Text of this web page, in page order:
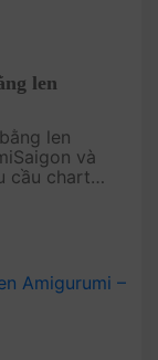
len
len
và
cầu chart